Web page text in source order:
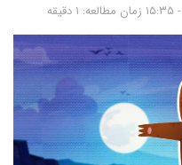
زمان مطالعه: ۱ دقیقه